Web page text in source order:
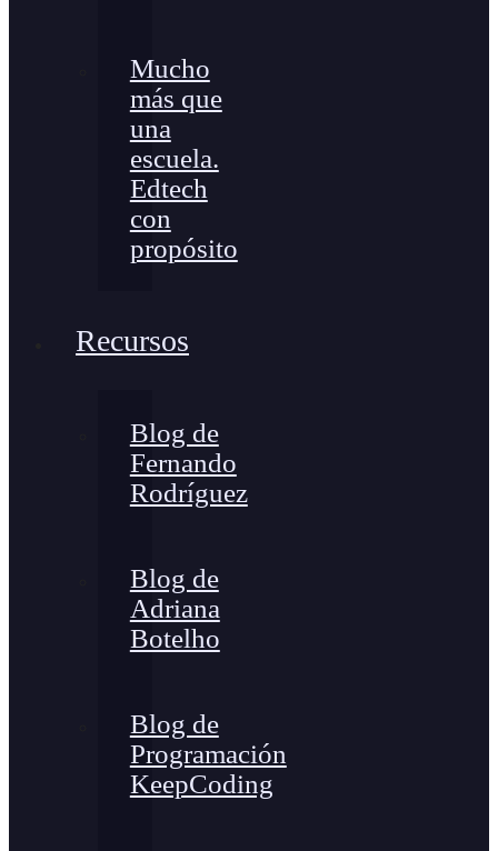
Mucho
más que
una
escuela.
Edtech
con
propósito
Recursos
Blog de
Fernando
Rodríguez
Blog de
Adriana
Botelho
Blog de
Programación
KeepCoding